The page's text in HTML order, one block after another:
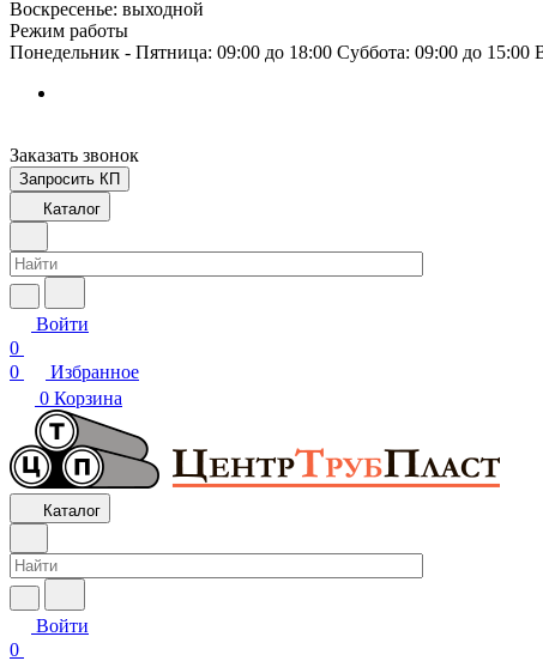
Воскресенье: выходной
Режим работы
Понедельник - Пятница: 09:00 до 18:00 Суббота: 09:00 до 15:00
Заказать звонок
Запросить КП
Каталог
Войти
0
0
Избранное
0 Корзина
Каталог
Войти
0